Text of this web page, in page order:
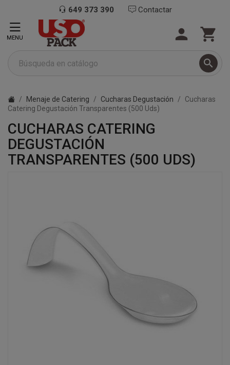
649 373 390 Contactar

 
MENU
Menaje de Catering Cucharas Degustación
Cucharas
Catering Degustación Transparentes (500 Uds)
CUCHARAS CATERING
DEGUSTACIÓN
TRANSPARENTES (500 UDS)